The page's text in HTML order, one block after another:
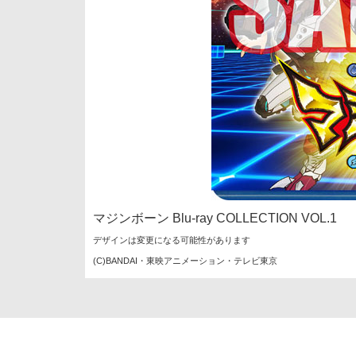
マジンボーン Blu-ray COLLECTION VOL.1
デザインは変更になる可能性があります
(C)BANDAI・東映アニメーション・テレビ東京